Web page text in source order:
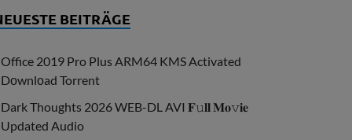
BEITRÄGE
Office 2019 Pro Plus ARM64 KMS Activated
Dоwnlоad Torrent
Dark Thoughts 2026 WEB-DL AVI 𝐅𝚞𝐥𝐥 𝐌𝐨𝚟𝐢𝐞
Updated Audio